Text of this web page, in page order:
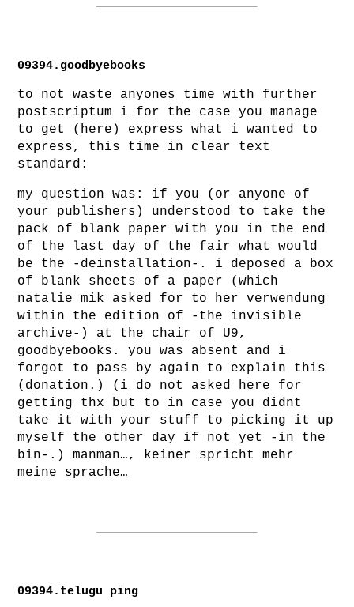
09394.goodbyebooks
to not waste anyones time with further
postscriptum i for the case you manage
to get (here) express what i wanted to
express, this time in clear text
standard:
my question was: if you (or anyone of
your publishers) understood to take the
pack of blank paper with you in the end
of the last day of the fair what would
be the -deinstallation-. i deposed a box
of blank sheets of a paper (which
natalie mik asked for to her verwendung
within the edition of -the invisible
archive-) at the chair of U9,
goodbyebooks. you was absent and i
forgot to pass by again to explain this
(donation.) (i do not asked here for
getting thx but to in case you didnt
take it with your stuff to picking it up
myself the other day if not yet -in the
bin-.) manman…, keiner spricht mehr
meine sprache…
09394.telugu ping